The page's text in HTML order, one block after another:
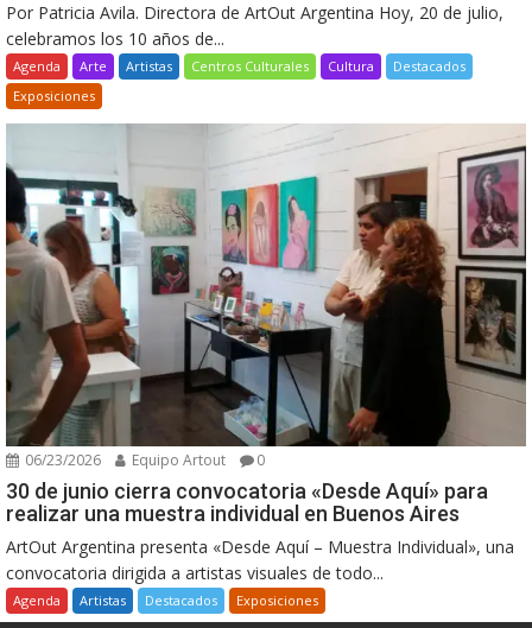
Por Patricia Avila. Directora de ArtOut Argentina Hoy, 20 de julio,
celebramos los 10 años de...
Agenda Arte Artistas Centros Culturales Cultura
Destacados
Exposiciones
06/23/2026 Equipo Artout 0
30 de junio cierra convocatoria «Desde Aquí» para
realizar una muestra individual en Buenos Aires
ArtOut Argentina presenta «Desde Aquí – Muestra Individual», una
convocatoria dirigida a artistas visuales de todo...
Agenda Artistas Destacados Exposiciones